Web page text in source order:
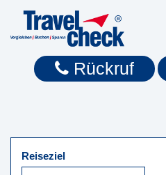
Rückruf
Reiseziel